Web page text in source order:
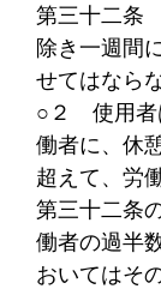
第三十二条
除き一週間
せてはならな
○２ 使用
働者に、休
超えて、労
第三十二条
働者の過半
おいてはそ